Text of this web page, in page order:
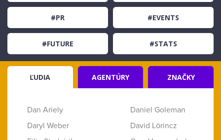
#PR #EVENTS
#FUTURE #STATS
ĽUDIA AGENTÚRY ZNAČKY
Dan Ariely
Daniel Goleman
Daryl Weber
David Lörincz